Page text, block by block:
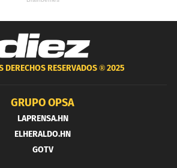
DERECHOS RESERVADOS ®2025
GRUPO OPSA
LAPRENSA.HN
ELHERALDO.HN
GOTV